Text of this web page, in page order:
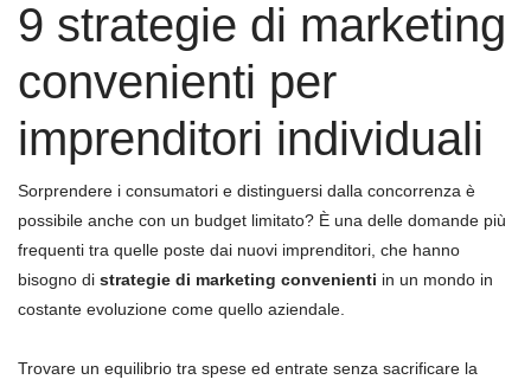
9 strategie di marketing
convenienti per
imprenditori individuali
Sorprendere i consumatori e distinguersi dalla concorrenza è
possibile anche con un budget limitato? È una delle domande più
frequenti tra quelle poste dai nuovi imprenditori, che hanno
bisogno di strategie di marketing convenienti in un mondo in
costante evoluzione come quello aziendale.
Trovare un equilibrio tra spese ed entrate senza sacrificare la